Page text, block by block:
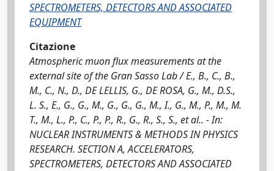
SPECTROMETERS, DETECTORS AND ASSOCIATED
EQUIPMENT
Citazione
Atmospheric muon flux measurements at the
external site of the Gran Sasso Lab / E., B., C., B.,
M., C., N., D., DE LELLIS, G., DE ROSA, G., M., D.S.,
L. S., E., G., G., M., G., G., G., M., I., G., M., P., M., M.
T., M., L., P., C., P., P., R., G., R., S., S., et al.. - In:
NUCLEAR INSTRUMENTS & METHODS IN PHYSICS
RESEARCH. SECTION A, ACCELERATORS,
SPECTROMETERS, DETECTORS AND ASSOCIATED